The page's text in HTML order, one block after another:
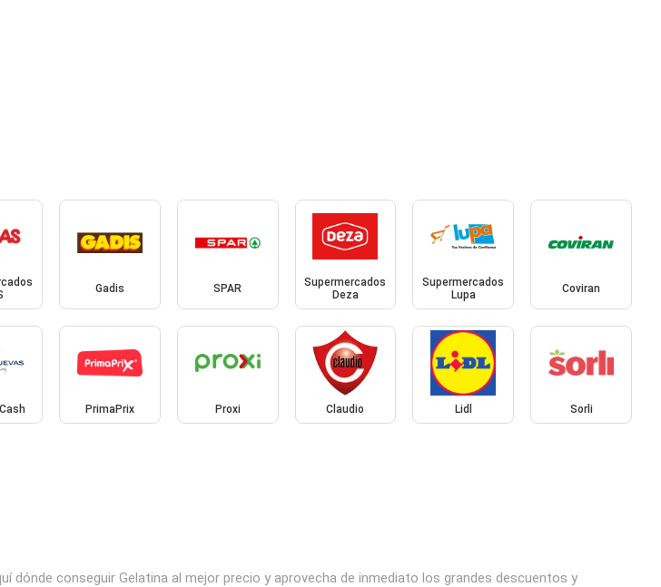
Gadis SPAR
Supermercados
Deza
Supermercados
Lupa
Coviran
PrimaPrix Proxi Claudio Lidl Sorli
conseguir Gelatina al mejor precio y aprovecha de inmediato los grandes descuentos y